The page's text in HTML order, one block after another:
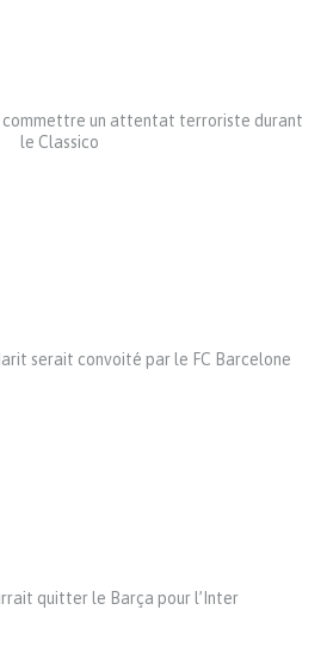
commettre un attentat terroriste durant
le Classico
serait convoité par le FC Barcelone
quitter le Barça pour l’Inter